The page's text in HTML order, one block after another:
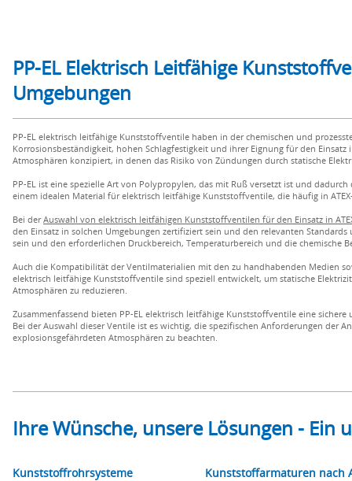
PP-EL Elektrisch Leitfähige
Umgebungen
PP-EL elektrisch leitfähige Kunststoffventile haben in der chemischen und
Korrosionsbeständigkeit, hohen Schlagfestigkeit und ihrer Eignung für den
Atmosphären konzipiert, in denen das Risiko von Zündungen durch statische
PP-EL ist eine spezielle Art von Polypropylen, das mit Ruß versetzt ist und
einem idealen Material für elektrisch leitfähige Kunststoffventile, die häufig in
Bei derAuswahl von elektrisch leitfähigen Kunststoffventilen für den Einsatz in
den Einsatz in solchen Umgebungen zertifiziert sein und den relevanten
sein und den erforderlichen Druckbereich, Temperaturbereich und die chemische
Auch die Kompatibilität der Ventilmaterialien mit den zu handhabenden Medien
elektrisch leitfähige Kunststoffventile sind speziell entwickelt, um statische
Atmosphären zu reduzieren.
Zusammenfassend bieten PP-EL elektrisch leitfähige Kunststoffventile eine
Bei der Auswahl dieser Ventile ist es wichtig, die spezifischen Anforderungen der
explosionsgefährdeten Atmosphären zu beachten.
Ihre Wünsche, unsere Lösungen -
Kunststoffrohrsysteme Kunststoffarmaturen nach